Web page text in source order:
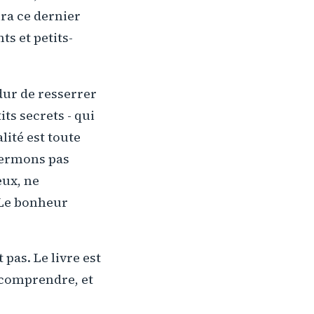
ce dernier
et petits-
de resserrer
secrets - qui
est toute
pas
ne
bonheur
Le livre est
et